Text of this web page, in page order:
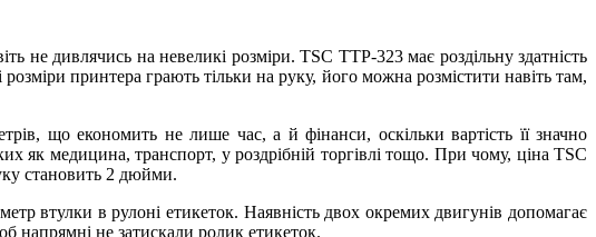
не дивлячись на невеликі розміри. TSC TTP-323 має роздільну здатність
принтера грають тільки на руку, його можна розмістити навіть там,
що економить не лише час, а й фінанси, оскільки вартість її значно
як медицина, транспорт, у роздрібній торгівлі тощо. При чому, ціна TSC
становить 2 дюйми.
втулки в рулоні етикеток. Наявність двох окремих двигунів допомагає
напрямні не затискали ролик етикеток.